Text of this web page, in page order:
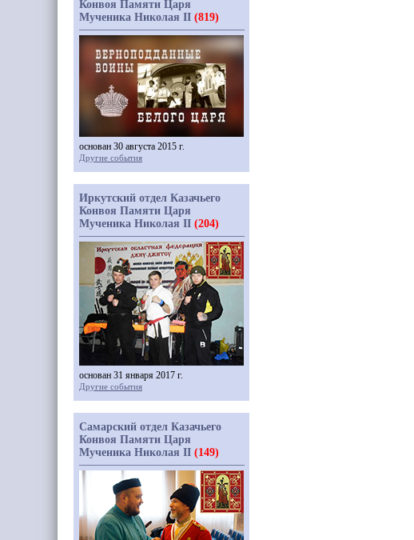
Конвоя Памяти Царя
Мученика Николая II (819)
основан 30 августа 2015 г.
Другие события
Иркутский отдел Казачьего
Конвоя Памяти Царя
Мученика Николая II (204)
основан 31 января 2017 г.
Другие события
Самарский отдел Казачьего
Конвоя Памяти Царя
Мученика Николая II (149)